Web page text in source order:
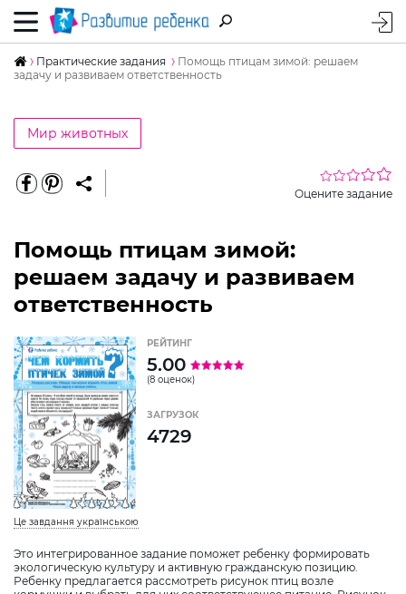
Практические задания
Помощь птицам зимой: решаем
задачу и развиваем ответственность
Мир животных
Оцените задание
Помощь птицам зимой:
решаем задачу и развиваем
ответственность
Це завдання українською
Это интегрированное задание поможет ребенку формировать
экологическую культуру и активную гражданскую позицию.
Ребенку предлагается рассмотреть рисунок птиц возле
РЕЙТИНГ
5.00
(8 оценок)
ЗАГРУЗОК
4729